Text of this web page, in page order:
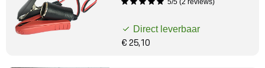
5/5 (2 reviews)
Direct leverbaar
€ 25,10